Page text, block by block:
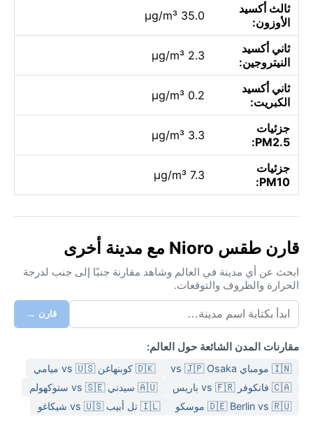
ثالث أكسيد
الأوزون:
35.0 µg/m³
ثاني أكسيد
النيتروجين:
2.3 µg/m³
ثاني أكسيد
الكبريت:
0.2 µg/m³
جزئيات
PM2.5:
3.3 µg/m³
جزئيات
PM10:
7.3 µg/m³
قارن طقس Nioro مع مدينة أخرى
ابحث عن أي مدينة في العالم وشاهد مقارنة جنبًا إلى جنب لدرجة
الحرارة والظروف والتوقعات.
قارن →
مقارنات المدن الشائعة حول العالم:
🇮🇳 مومباي vs 🇯🇵 Osaka
🇩🇰 كوبنهاغن vs 🇺🇸 ميامي
🇨🇦 فانكوفر vs 🇫🇷 باريس
🇦🇺 سيدني vs 🇸🇪 ستوكهولم
🇩🇪 Berlin vs 🇷🇺 موسكو
🇮🇱 تل أبيب vs 🇺🇸 شيكاغو